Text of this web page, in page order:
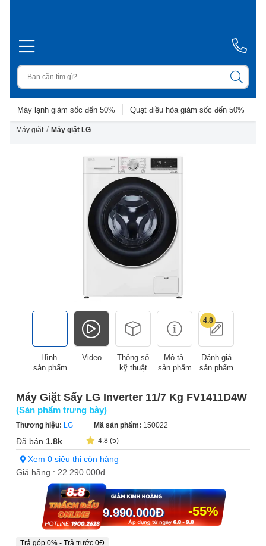
Máy lạnh giảm sốc đến 50% Quạt điều hòa giảm sốc đến 50%
Máy giặt / Máy giặt LG
Hình
sản phẩm
Video
Thông số
kỹ thuật
Mô tả
sản phẩm
4.8
Đánh giá
sản phẩm
Máy Giặt Sấy LG Inverter 11/7 Kg FV1411D4W
(Sản phẩm trưng bày)
Thương hiệu: LG Mã sản phẩm: 150022
Đã bán 1.8k 4.8 (5)
Xem 0 siêu thị còn hàng
Giá hãng :22.290.000đ
-55%
9.990.000Đ
Trả góp 0% - Trả trước 0Đ